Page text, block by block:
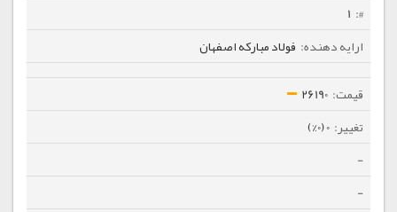
1
فولاد مبارکه اصفهان
26190
0 (0%)
-
-